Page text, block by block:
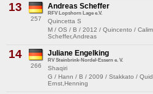
13
257
Andreas Scheffer
RFV Lopshorn Lage e.V.
Quincetta S
M / OS / B / 2012 / Quincento /
Scheffer,Andreas
14
266
Juliane Engelking
RV Steinbrink-Nordel-Essern e. V.
Shaqiri
G / Hann / B / 2009 / Stakkato /
Ernst,Henning